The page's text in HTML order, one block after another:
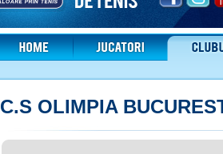
C.S OLIMPIA